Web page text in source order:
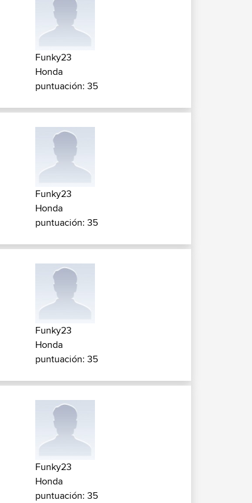
Funky23
Honda
puntuación: 35
Funky23
Honda
puntuación: 35
Funky23
Honda
puntuación: 35
Funky23
Honda
puntuación: 35